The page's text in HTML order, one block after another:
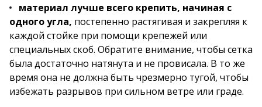
материал лучше всего крепить, начиная с
одного угла, постепенно растягивая и закрепляя к
каждой стойке при помощи крепежей или
специальных скоб. Обратите внимание, чтобы сетка
была достаточно натянута и не провисала. В то же
время она не должна быть чрезмерно тугой, чтобы
избежать разрывов при сильном ветре или граде.